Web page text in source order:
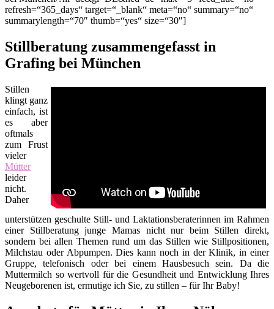
refresh=“365_days“ target=“_blank“ meta=“no“ summary=“no“
summarylength=“70″ thumb=“yes“ size=“30″]
Stillberatung zusammengefasst in
Grafing bei München
Stillen
klingt ganz
einfach, ist
es aber
oftmals
zum Frust
vieler
Mütter
leider
nicht.
Daher
unterstützen geschulte Still- und Laktationsberaterinnen im Rahmen
einer Stillberatung junge Mamas nicht nur beim Stillen direkt,
sondern bei allen Themen rund um das Stillen wie Stillpositionen,
Milchstau oder Abpumpen. Dies kann noch in der Klinik, in einer
Gruppe, telefonisch oder bei einem Hausbesuch sein. Da die
Muttermilch so wertvoll für die Gesundheit und Entwicklung Ihres
Neugeborenen ist, ermutige ich Sie, zu stillen – für Ihr Baby!